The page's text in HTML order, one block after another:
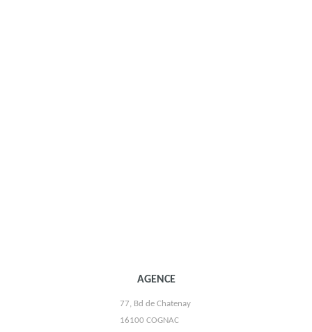
DOMAINE DU BOIS MAYAUD
AGENCE
77, Bd de Chatenay
16100 COGNAC